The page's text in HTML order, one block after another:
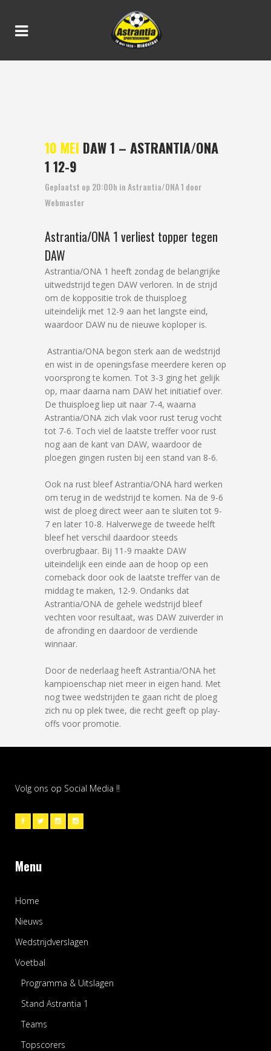
10 MEI DAW 1 – ASTRANTIA/ONA
1 12-9
Geplaatst op 20:00h inAstrantia/ONA 1 door
Webmaster
Astrantia/ONA 1 verliest topper tegen
DAW
Astrantia/ONA 1 heeft zondag de belangrijke
uitwedstrijd tegen DAW verloren. In de strijd
om de koppositie trok de thuisploeg
uiteindelijk met 12-9 aan het langste eind,
waardoor DAW nu de nieuwe koploper is.
Astrantia/ONA begon sterk aan de wedstrijd
en wist in de openingsfase meerdere keren op
voorsprong te komen. Tot 3-3 ging het gelijk
op, maar daarna nam DAW het initiatief over.
De thuisploeg liep uit naar 7-4, waarna
Astrantia/ONA zich vlak voor rust terug vocht
tot 7-6. Toch viel de laatste treffer voor rust
nog aan de kant van DAW, waardoor de
ploegen gingen rusten bij een stand van 8-6.
Ook na rust bleef Astrantia/ONA hard werken
om terug in de wedstrijd te komen. Na de 9-6
wist de ploeg direct weer aan te sluiten tot 9-
7 en later 10-8. Halverwege de tweede helft
bleef het verschil daardoor steeds
overbrugbaar. Bij 11-9 maakte DAW
uiteindelijk een einde aan de hoop op een
comeback door ook de laatste treffer van de
middag te maken, 12-9. Ondanks dat
Astrantia/ONA de gehele wedstrijd bleef
vechten voor resultaat, was DAW zuiverder in
de afronding en daardoor de verdiende
winnaar.
Door de nederlaag heeft Astrantia/ONA het
kampioenschap niet meer in eigen hand. Met
nog twee wedstrijden te gaan richt de ploeg
zich nu op plek twee, die recht geeft op play-
offs voor promotie.
Volg ons op Social Media !!
Menu
Home
Nieuws
Wedstrijdverslagen
Voetbal
Programma & Uitslagen
Stand Astrantia 1
Teams
Topscorers